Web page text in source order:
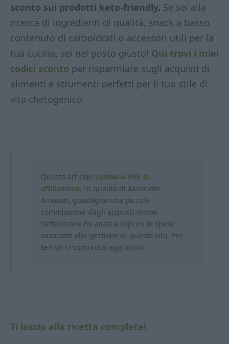
sconto sui prodotti keto-friendly. Se sei alla
ricerca di ingredienti di qualità, snack a basso
contenuto di carboidrati o accessori utili per la
tua cucina, sei nel posto giusto! Qui trovi i miei
codici sconto per risparmiare sugli acquisti di
alimenti e strumenti perfetti per il tuo stile di
vita chetogenico.
Questo articolo contiene link di
affiliazione. In qualità di Associate
Amazon, guadagno una piccola
commissione dagli acquisti idonei.
L’affiliazione mi aiuta a coprire le spese
associate alla gestione di questo sito. Per
te non ci sono costi aggiuntivi.
Ti lascio alla ricetta completa!